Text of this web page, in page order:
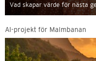
Vad skapar värde för nästa
AI-projekt för Malmbanan